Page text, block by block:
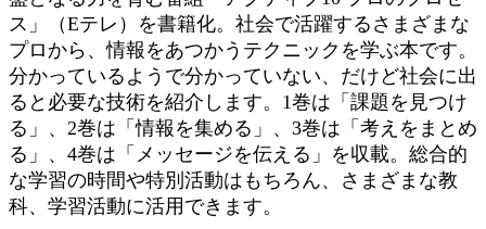
ス」（Eテレ）を書籍化。社会で活躍するさまざまな
プロから、情報をあつかうテクニックを学ぶ本です。
分かっているようで分かっていない、だけど社会に出
ると必要な技術を紹介します。1巻は「課題を見つけ
る」、2巻は「情報を集める」、3巻は「考えをまとめ
る」、4巻は「メッセージを伝える」を収載。総合的
な学習の時間や特別活動はもちろん、さまざまな教
科、学習活動に活用できます。